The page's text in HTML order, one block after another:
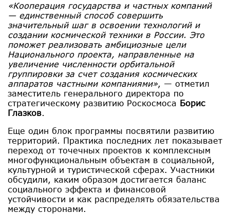
«Кооперация государства и частных компаний
— единственный способ совершить
значительный шаг в освоении технологий и
создании космической техники в России. Это
поможет реализовать амбициозные цели
Национального проекта, направленные на
увеличение численности орбитальной
группировки за счет создания космических
аппаратов частными компаниями», — отметил
заместитель генерального директора по
стратегическому развитию Роскосмоса Борис
Глазков.
Еще один блок программы посвятили развитию
территорий. Практика последних лет показывает
переход от точечных проектов к комплексным
многофункциональным объектам в социальной,
культурной и туристической сферах. Участники
обсудили, каким образом достигается баланс
социального эффекта и финансовой
устойчивости и как распределять обязательства
между сторонами.